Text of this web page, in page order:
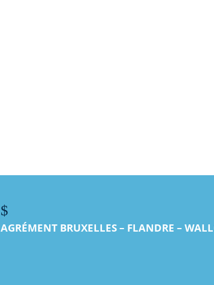
$
AGRÉMENT BRUXELLES – FLANDRE –